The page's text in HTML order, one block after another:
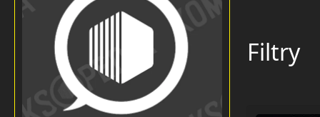
Filtry